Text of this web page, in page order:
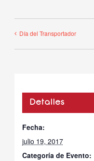
Día del Transportador
Detalles
Fecha:
julio 19, 2017
Categoría de Evento: